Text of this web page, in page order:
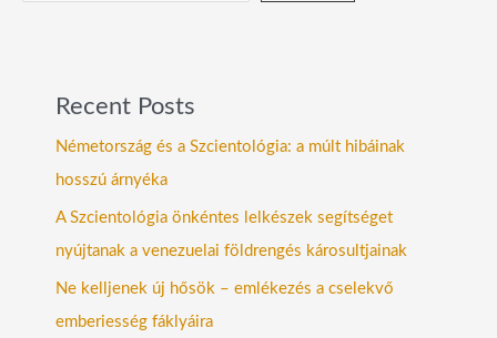
Recent Posts
Németország és a Szcientológia: a múlt hibáinak
hosszú árnyéka
A Szcientológia önkéntes lelkészek segítséget
nyújtanak a venezuelai földrengés károsultjainak
Ne kelljenek új hősök – emlékezés a cselekvő
emberiesség fáklyáira